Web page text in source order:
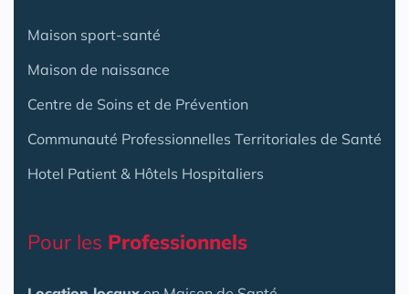
Maison sport-santé
Maison de naissance
Centre de Soins et de Prévention
Communauté Professionnelles Territoriales de Santé
Hotel Patient & Hôtels Hospitaliers
Pour les Professionnels